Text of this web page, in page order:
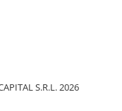
S.R.L. 2026